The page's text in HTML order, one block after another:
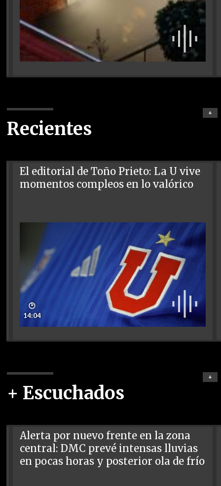
Recientes
+
El editorial de Toño Prieto: La U vive
momentos compleos en lo valórico
🕑
14:04
+ Escuchados
+
Alerta por nuevo frente en la zona
central: DMC prevé intensas lluvias
en pocas horas y posterior ola de frío